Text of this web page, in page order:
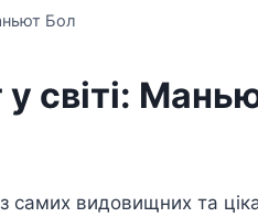
Бол
світі:
видовищних та